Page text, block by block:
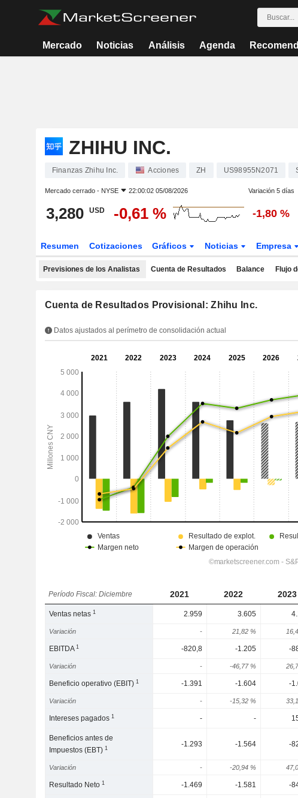
Mercado Noticias Análisis Agenda
ZHIHU INC.
Finanzas Zhihu Inc. Acciones ZH US98955N2071
Mercado cerrado - NYSE 22:00:02 05/08/2026 Variación 5 días
3,280 USD -0,61 % -1,80 %
Resumen Cotizaciones Gráficos Noticias Empresa
Previsiones de los Analistas Cuenta de Resultados Balance Flujo
Cuenta de Resultados Provisional: Zhihu Inc.
Datos ajustados al perímetro de consolidación actual
Período Fiscal: Diciembre 2021 2022 2023
Ventas netas1 2.959 3.605
Variación - 21,82 %
EBITDA1 -820,8 -1.205 -
Variación - -46,77 %
Beneficio operativo (EBIT)1 -1.391 -1.604 -
Variación - -15,32 %
Intereses pagados1 - -
Beneficios antes de
Impuestos (EBT)1 -1.293 -1.564 -
Variación - -20,94 %
Resultado Neto1 -1.469 -1.581 -